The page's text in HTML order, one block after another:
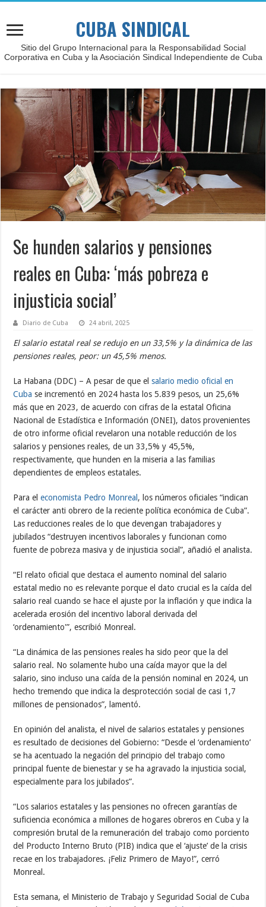
CUBA SINDICAL
Sitio del Grupo Internacional para la Responsabilidad Social
Corporativa en Cuba y la Asociación Sindical Independiente de Cuba
Se hunden salarios y pensiones
reales en Cuba: ‘más pobreza e
injusticia social’
Diario de Cuba 24 abril, 2025
El salario estatal real se redujo en un 33,5% y la dinámica de las
pensiones reales, peor: un 45,5% menos.
La Habana (DDC) – A pesar de que elsalario medio oficial en
Cuba se incrementó en 2024 hasta los 5.839 pesos, un 25,6%
más que en 2023, de acuerdo con cifras de la estatal Oficina
Nacional de Estadística e Información (ONEI), datos provenientes
de otro informe oficial revelaron una notable reducción de los
salarios y pensiones reales, de un 33,5% y 45,5%,
respectivamente, que hunden en la miseria a las familias
dependientes de empleos estatales.
Para eleconomista Pedro Monreal , los números oficiales “indican
el carácter anti obrero de la reciente política económica de Cuba”.
Las reducciones reales de lo que devengan trabajadores y
jubilados “destruyen incentivos laborales y funcionan como
fuente de pobreza masiva y de injusticia social”, añadió el analista.
“El relato oficial que destaca el aumento nominal del salario
estatal medio no es relevante porque el dato crucial es la caída del
salario real cuando se hace el ajuste por la inflación y que indica la
acelerada erosión del incentivo laboral derivada del
‘ordenamiento'”, escribió Monreal.
“La dinámica de las pensiones reales ha sido peor que la del
salario real. No solamente hubo una caída mayor que la del
salario, sino incluso una caída de la pensión nominal en 2024, un
hecho tremendo que indica la desprotección social de casi 1,7
millones de pensionados”, lamentó.
En opinión del analista, el nivel de salarios estatales y pensiones
es resultado de decisiones del Gobierno: “Desde el ‘ordenamiento’
se ha acentuado la negación del principio del trabajo como
principal fuente de bienestar y se ha agravado la injusticia social,
especialmente para los jubilados”.
“Los salarios estatales y las pensiones no ofrecen garantías de
suficiencia económica a millones de hogares obreros en Cuba y la
compresión brutal de la remuneración del trabajo como porciento
del Producto Interno Bruto (PIB) indica que el ‘ajuste’ de la crisis
recae en los trabajadores. ¡Feliz Primero de Mayo!”, cerró
Monreal.
Esta semana, el Ministerio de Trabajo y Seguridad Social de Cuba